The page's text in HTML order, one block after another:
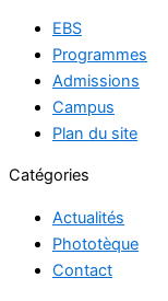
EBS
Programmes
Admissions
Campus
Plan du site
Catégories
Actualités
Phototèque
Contact